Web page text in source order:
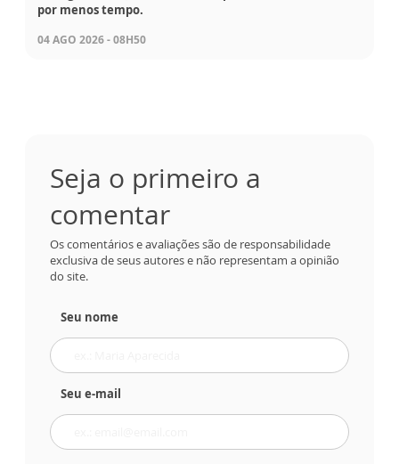
por menos tempo.
04 AGO 2026 - 08H50
Seja o primeiro a
comentar
Os comentários e avaliações são de responsabilidade
exclusiva de seus autores e não representam a opinião
do site.
Seu nome
Seu e-mail